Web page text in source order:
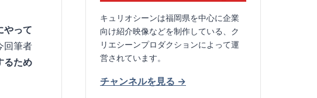
やって
回筆者
るため
キュリオシーンは福岡県を中心に企業
向け紹介映像などを制作している、ク
リエシーンプロダクションによって運
営されています。
チャンネルを見る →